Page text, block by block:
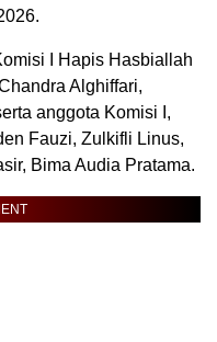
I Hapis Hasbiallah
Alghiffari,
anggota Komisi I,
Fauzi, Zulkifli Linus,
Bima Audia Pratama.